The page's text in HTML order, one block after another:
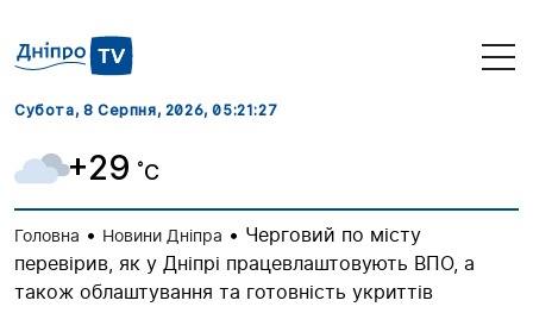
Субота, 8 Серпня, 2026, 05:21:28
+29 ˚C
Головна • Новини Дніпра • Черговий по місту
перевірив, як у Дніпрі працевлаштовують ВПО, а
також облаштування та готовність укриттів